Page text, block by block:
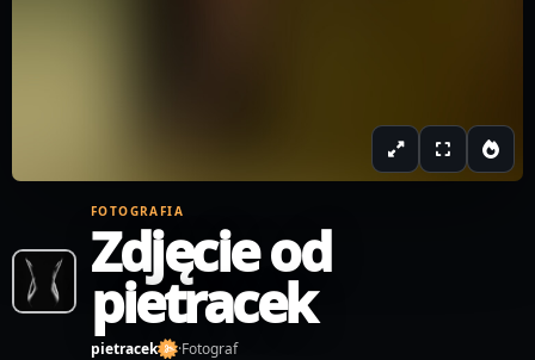
FOTOGRAFIA
Zdjęcie od
pietracek
pietracek ·Fotograf